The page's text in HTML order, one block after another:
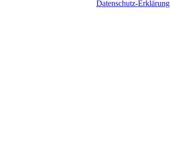
Datenschutz-Erklärung